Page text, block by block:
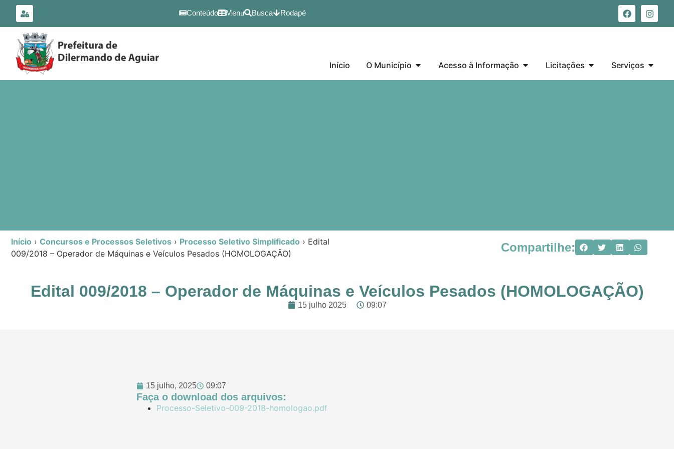
conteúdo
Conteúdo Menu Busca Rodapé
Início O Município Acesso à Informação Licitações Serviços
Início › Concursos e Processos Seletivos › Processo Seletivo Simplificado › Edital
009/2018 – Operador de Máquinas e Veículos Pesados (HOMOLOGAÇÃO)
Compartilhe:
Edital 009/2018 – Operador de Máquinas e Veículos Pesados (HOMOLOGAÇÃO)
15 julho 2025 09:07
15 julho, 2025 09:07
Faça o download dos arquivos:
Processo-Seletivo-009-2018-homologao.pdf